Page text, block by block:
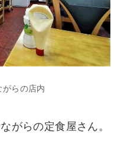
らの店内
がらの定食屋さん。